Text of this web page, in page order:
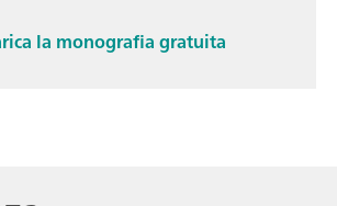
la monografia gratuita